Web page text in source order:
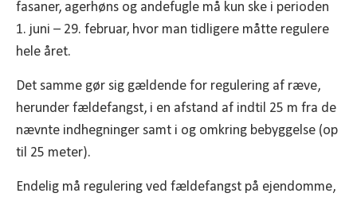
fasaner, agerhøns og andefugle må kun ske i perioden
1. juni – 29. februar, hvor man tidligere måtte regulere
hele året.
Det samme gør sig gældende for regulering af ræve,
herunder fældefangst, i en afstand af indtil 25 m fra de
nævnte indhegninger samt i og omkring bebyggelse (op
til 25 meter).
Endelig må regulering ved fældefangst på ejendomme,